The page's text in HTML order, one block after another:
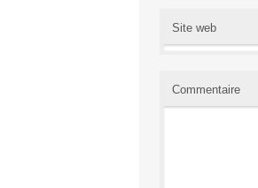
Site web
Commentaire